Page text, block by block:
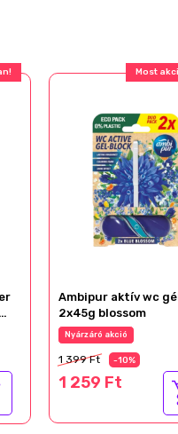
Most
Ambipur aktív wc
2x45g blossom
Nyárzáró akció
1 399 Ft -10%
1 259 Ft